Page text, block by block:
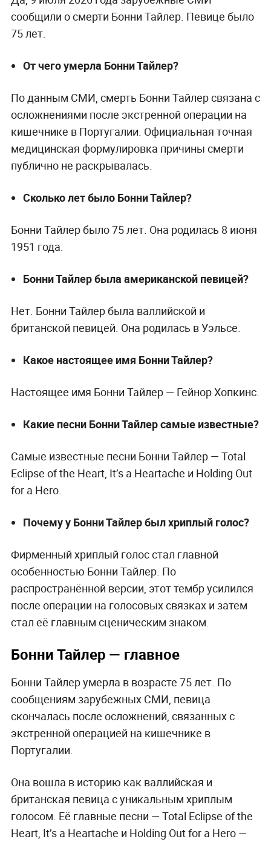
сообщили о смерти Бонни Тайлер. Певице было
75 лет.
От чего умерла Бонни Тайлер?
По данным СМИ, смерть Бонни Тайлер связана с
осложнениями после экстренной операции на
кишечнике в Португалии. Официальная точная
медицинская формулировка причины смерти
публично не раскрывалась.
Сколько лет было Бонни Тайлер?
Бонни Тайлер было 75 лет. Она родилась 8 июня
1951 года.
Бонни Тайлер была американской певицей?
Нет. Бонни Тайлер была валлийской и
британской певицей. Она родилась в Уэльсе.
Какое настоящее имя Бонни Тайлер?
Настоящее имя Бонни Тайлер — Гейнор Хопкинс.
Какие песни Бонни Тайлер самые известные?
Самые известные песни Бонни Тайлер — Total
Eclipse of the Heart, It’s a Heartache и Holding Out
for a Hero.
Почему у Бонни Тайлер был хриплый голос?
Фирменный хриплый голос стал главной
особенностью Бонни Тайлер. По
распространённой версии, этот тембр усилился
после операции на голосовых связках и затем
стал её главным сценическим знаком.
Бонни Тайлер — главное
Бонни Тайлер умерла в возрасте 75 лет. По
сообщениям зарубежных СМИ, певица
скончалась после осложнений, связанных с
экстренной операцией на кишечнике в
Португалии.
Она вошла в историю как валлийская и
британская певица с уникальным хриплым
голосом. Её главные песни — Total Eclipse of the
Heart, It’s a Heartache и Holding Out for a Hero —